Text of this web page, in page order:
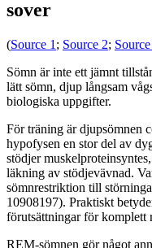
sover
(Source 1 ; Source 2;
Sömn är inte ett jämnt
lätt sömn, djup långsam
biologiska uppgifter.
För träning är djupsömnen
hypofysen en stor del av
stödjer
läkning av stödjevävnad.
sömnrestriktion till
10908197). Praktiskt
förutsättningar för komplett
REM-sömnen gör något